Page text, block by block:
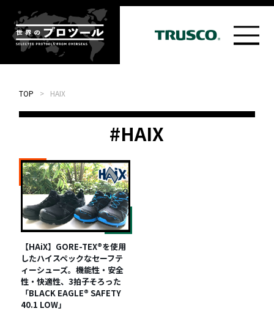
TOP > HAIX
#HAIX
【HAiX】GORE-TEX®を使用
したハイスペックなセーフテ
ィーシューズ。機能性・安全
性・快適性、3拍子そろった
「BLACK EAGLE® SAFETY
40.1 LOW」